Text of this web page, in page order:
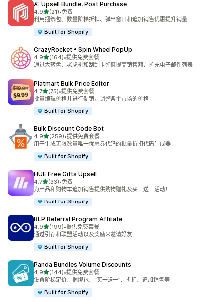
Æ Upsell Bundle, Post Purchase
4.9星（满分 5 星）
(21)
总共 21 条评论
•免费
利用捆绑包、数量阶梯折扣、弹出窗口和追加销售优惠提升销量
Built for Shopify
CrazyRocket • Spin Wheel PopUp
4.9星（满分 5 星）
(164)
总共 164 条评论
•提供免费套餐
通过大转盘、老虎机和刮刮卡弹窗提高销售额并扩充电子邮件列表
Platmart Bulk Price Editor
4.7星（满分 5 星）
(75)
总共 75 条评论
•提供免费套餐
批量编辑价格并进行促销，调整各个市场的价格
Built for Shopify
Bulk Discount Code Bot
4.9星（满分 5 星）
(259)
总共 259 条评论
•提供免费套餐
用于生成无限数量唯一优惠券代码的批量折扣代码生成器
Built for Shopify
HUE Free Gifts Upsell
4.7星（满分 5 星）
(33)
总共 33 条评论
•免费
为产品和购物车追加销售提供购物赠礼及买一送一活动！
Built for Shopify
BLP Referral Program Affiliate
4.9星（满分 5 星）
(199)
总共 199 条评论
•提供免费套餐
通过引荐和联盟活动以及奖励来邀请好友
Built for Shopify
Panda Bundles Volume Discounts
4.9星（满分 5 星）
(144)
总共 144 条评论
•提供免费套餐
设置阶梯定价、捆绑包、“买一送一”、折扣、追加销售等
Built for Shopify